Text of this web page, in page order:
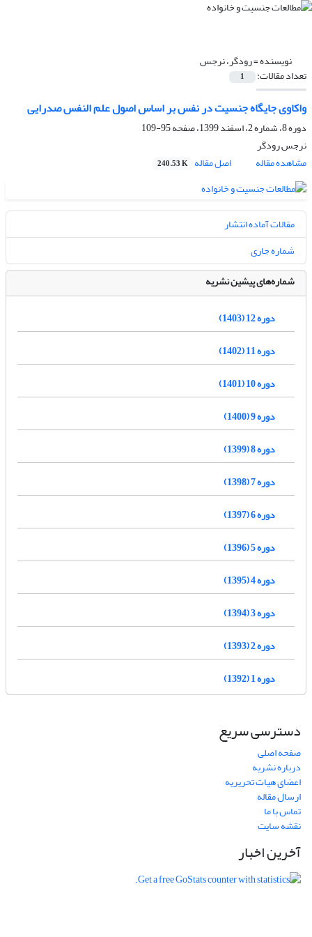
نویسنده =رودگر، نرجس
تعداد مقالات: 1
واکاوی جایگاه جنسیت در نفس بر اساس اصول علم النفس صدرایی
دوره 8، شماره 2، اسفند 1399، صفحه
95-109
نرجس رودگر
مشاهده مقاله
اصل مقاله 240.53 K
مقالات آماده انتشار
شماره جاری
شماره‌های پیشین نشریه
دوره 12 (1403)
دوره 11 (1402)
دوره 10 (1401)
دوره 9 (1400)
دوره 8 (1399)
دوره 7 (1398)
دوره 6 (1397)
دوره 5 (1396)
دوره 4 (1395)
دوره 3 (1394)
دوره 2 (1393)
دوره 1 (1392)
دسترسی سریع
صفحه اصلی
درباره نشریه
اعضای هیات تحریریه
ارسال مقاله
تماس با ما
نقشه سایت
آخرین اخبار